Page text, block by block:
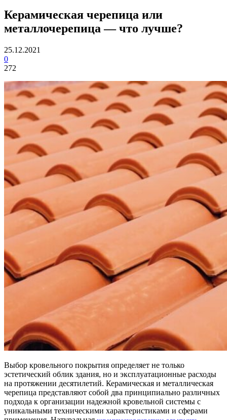
Керамическая черепица или
металлочерепица — что лучше?
25.12.2021
0
272
Выбор кровельного покрытия определяет не только
эстетический облик здания, но и эксплуатационные расходы
на протяжении десятилетий. Керамическая и металлическая
черепица представляют собой два принципиально различных
подхода к организации надежной кровельной системы с
уникальными техническими характеристиками и сферами